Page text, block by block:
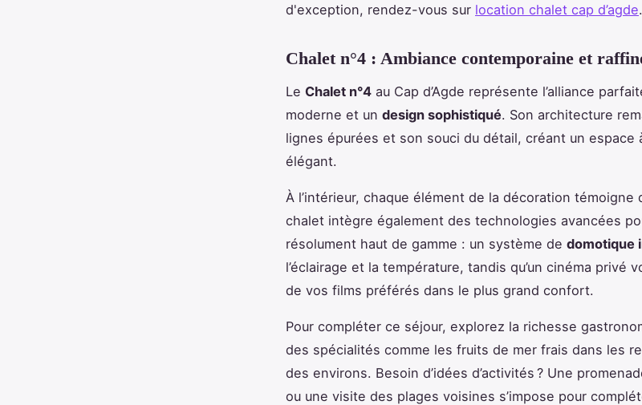
d'exception, rendez-vous sur location chalet cap d’agde.
Chalet n°4 : Ambiance contemporaine et
Le Chalet n°4 au Cap d’Agde représente l’alliance
moderne et un design sophistiqué. Son architecture
lignes épurées et son souci du détail, créant un espace
élégant.
À l’intérieur, chaque élément de la décoration témoigne
chalet intègre également des technologies avancées
résolument haut de gamme : un système de domotique
l’éclairage et la température, tandis qu’un cinéma privé
de vos films préférés dans le plus grand confort.
Pour compléter ce séjour, explorez la richesse
des spécialités comme les fruits de mer frais dans les
des environs. Besoin d’idées d’activités ? Une
ou une visite des plages voisines s’impose pour